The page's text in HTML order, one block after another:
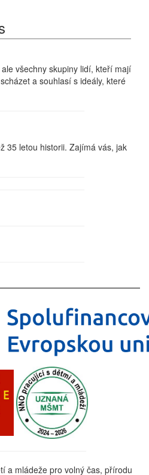
všechny skupiny lidí, kteří mají
a souhlasí s ideály, které
35 letou historii. Zajímá vás, jak
a mládeže pro volný čas, přírodu